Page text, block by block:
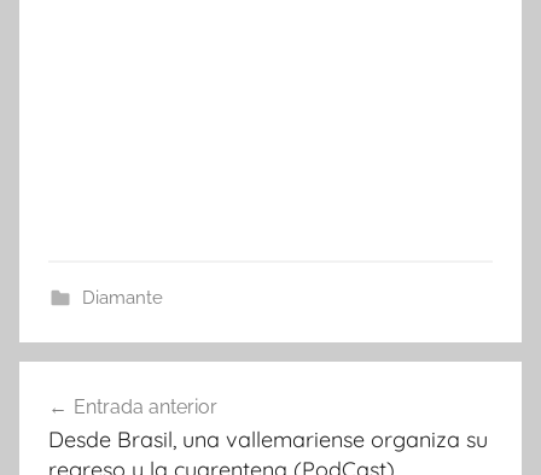
Diamante
de
Entrada anterior
Desde Brasil, una vallemariense organiza su
regreso y la cuarentena (PodCast)